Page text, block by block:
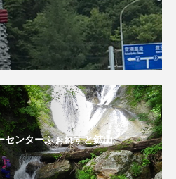
ンターふぉれすと鉱山